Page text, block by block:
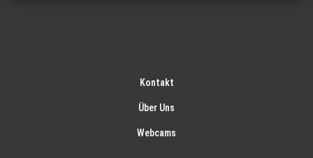
Kontakt
Über Uns
Webcams